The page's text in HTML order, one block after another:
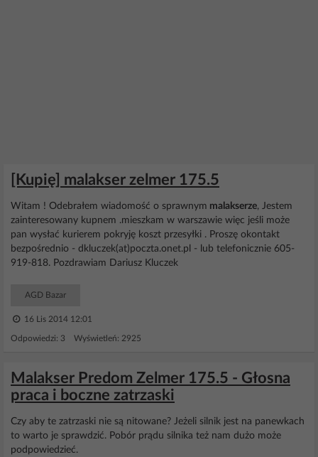
[Kupię] malakser zelmer 175.5
Witam ! Odebrałem wiadomość o sprawnym malakserze, Jestem
zainteresowany kupnem .mieszkam w warszawie więc jeśli może
pan wysłać kurierem pokryję koszt przesyłki . Proszę okontakt
bezpośrednio - dkluczek(at)poczta.onet.pl - lub telefonicznie 605-
919-818. Pozdrawiam Dariusz Kluczek
AGD Bazar
16 Lis 2014 12:01
Odpowiedzi: 3 Wyświetleń: 2925
Malakser Predom Zelmer 175.5 - Głosna
praca i boczne zatrzaski
Czy aby te zatrzaski nie są nitowane? Jeżeli silnik jest na panewkach
to warto je sprawdzić. Pobór prądu silnika też nam dużo może
podpowiedzieć.